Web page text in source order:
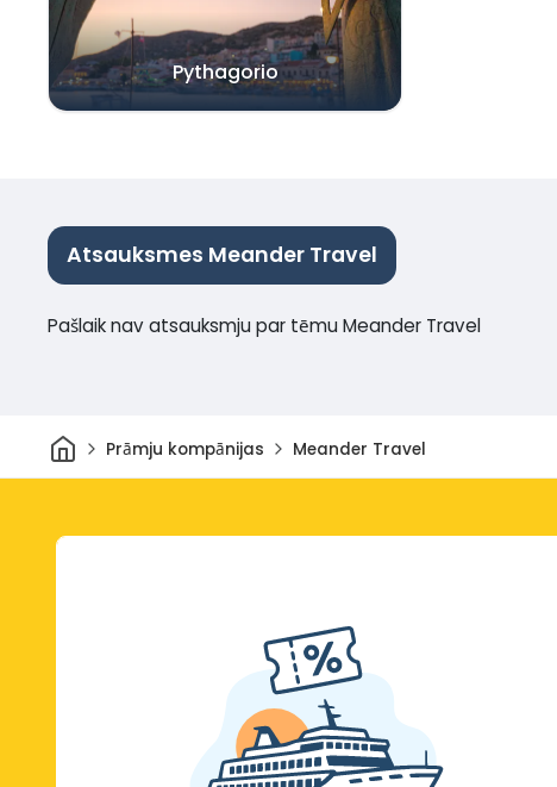
Pythagorio
Atsauksmes Meander Travel
Pašlaik nav atsauksmju par tēmu Meander Travel
Sākums
Prāmju kompānijas Meander Travel